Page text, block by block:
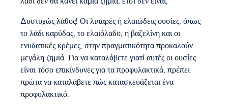
Δυστυχώς λάθος! Οι λιπαρές ή ελαιώδεις ουσίες, όπως
το λάδι καρύδας, το ελαιόλαδο, η βαζελίνη και οι
ενυδατικές κρέμες, στην πραγματικότητα προκαλούν
μεγάλη ζημιά. Για να καταλάβετε γιατί αυτές οι ουσίες
είναι τόσο επικίνδυνες για τα προφυλακτικά, πρέπει
πρώτα να καταλάβετε πώς κατασκευάζεται ένα
προφυλακτικό.